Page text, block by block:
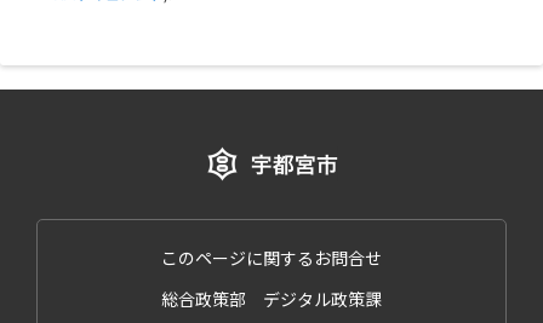
このページに関するお問合せ
総合政策部 デジタル政策課